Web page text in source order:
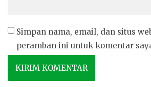
Simpan nama, email, dan situs
peramban ini untuk komentar